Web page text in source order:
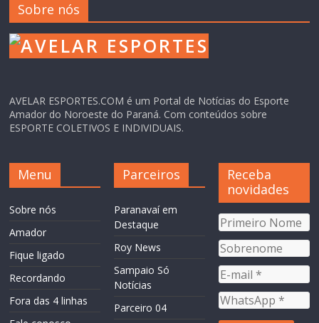
Sobre nós
AVELAR ESPORTES.COM é um Portal de Notícias do Esporte
Amador do Noroeste do Paraná. Com conteúdos sobre
ESPORTE COLETIVOS E INDIVIDUAIS.
Menu
Sobre nós
Amador
Fique ligado
Recordando
Fora das 4 linhas
Parceiros
Paranavaí em
Destaque
Roy News
Sampaio Só
Notícias
Parceiro 04
Receba
novidades